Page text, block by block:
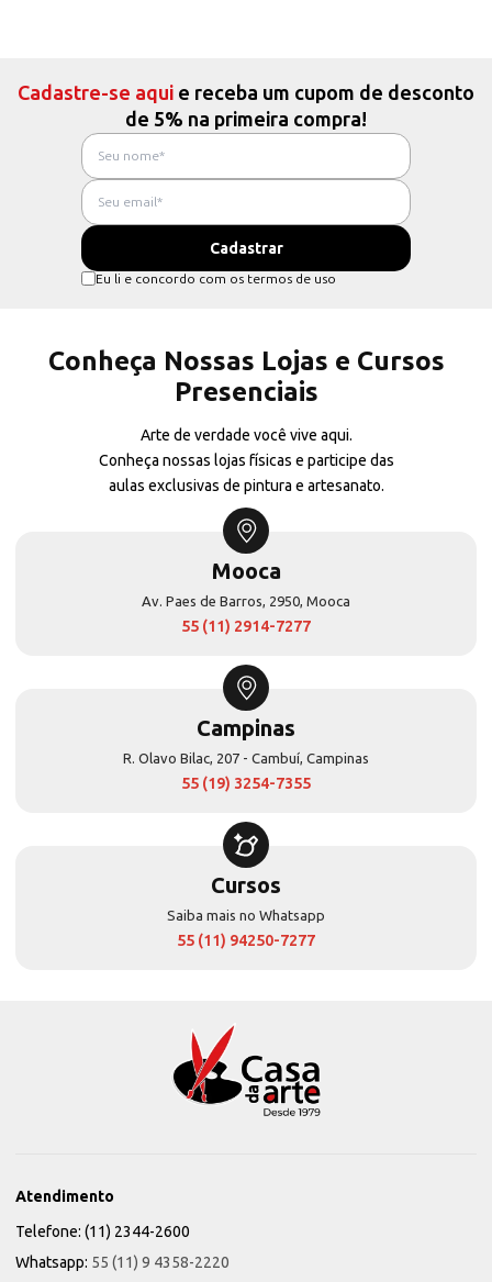
Cadastre-se aqui e receba um cupom de desconto
de 5% na primeira compra!
Eu li e concordo com os termos de uso
Conheça Nossas Lojas e Cursos
Presenciais
Arte de verdade você vive aqui.
Conheça nossas lojas físicas e participe das
aulas exclusivas de pintura e artesanato.
Mooca
Av. Paes de Barros, 2950, Mooca
55 (11) 2914-7277
Campinas
R. Olavo Bilac, 207 - Cambuí, Campinas
55 (19) 3254-7355
Cursos
Saiba mais no Whatsapp
55 (11) 94250-7277
Atendimento
Telefone: (11) 2344-2600
Whatsapp: 55 (11) 9 4358-2220